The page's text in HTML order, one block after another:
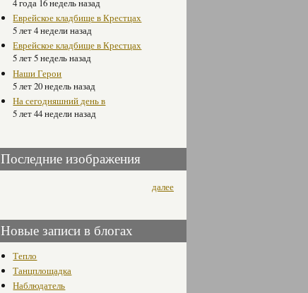
4 года 16 недель назад
Еврейское кладбище в Крестцах
5 лет 4 недели назад
Еврейское кладбище в Крестцах
5 лет 5 недель назад
Наши Герои
5 лет 20 недель назад
На сегодняшний день в
5 лет 44 недели назад
Последние изображения
далее
Новые записи в блогах
Тепло
Танцплощадка
Наблюдатель